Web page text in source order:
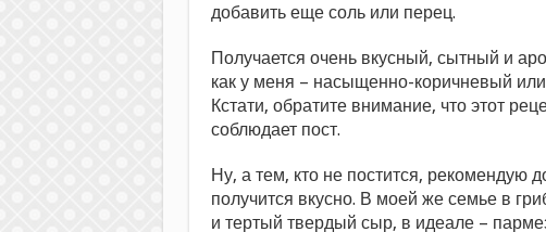
добавить еще соль или перец.
Получается очень вкусный, сытный и
как у меня – насыщенно-коричневый
Кстати, обратите внимание, что этот
соблюдает пост.
Ну, а тем, кто не постится, рекомендую
получится вкусно. В моей же семье в
и тертый твердый сыр, в идеале –